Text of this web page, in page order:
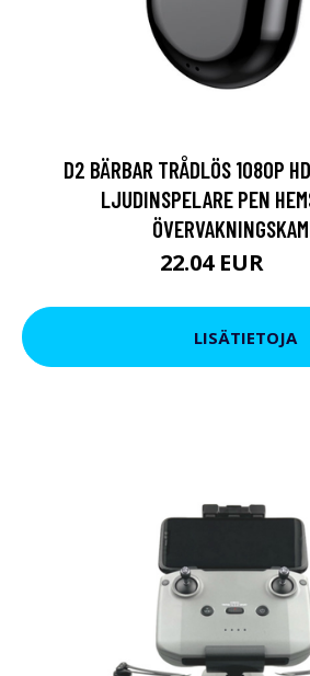
D2 BÄRBAR TRÅDLÖS 1080P
LJUDINSPELARE PEN
22.04 EUR
LISÄTIETOJA